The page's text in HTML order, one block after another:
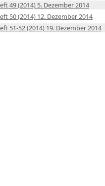
49 (2014) 5. Dezember 2014
50 (2014) 12. Dezember 2014
51-52 (2014) 19. Dezember 2014